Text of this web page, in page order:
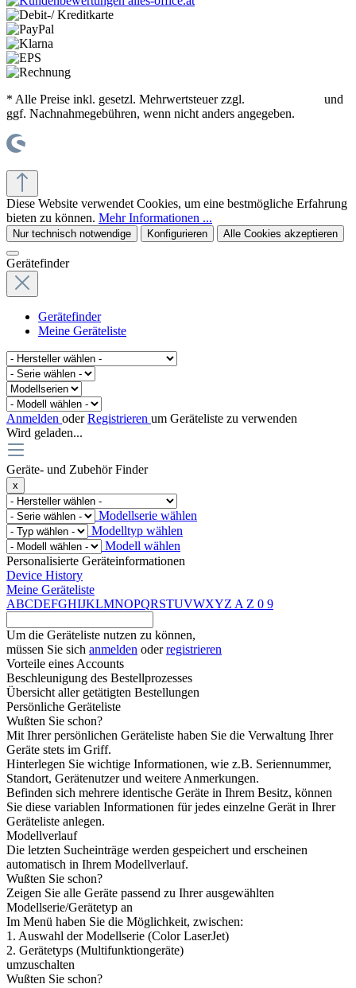
* Alle Preise inkl. gesetzl. Mehrwertsteuer zzgl.
und
ggf. Nachnahmegebühren, wenn nicht anders angegeben.
Diese Website verwendet Cookies, um eine bestmögliche Erfahrung
bieten zu können. Mehr Informationen ...
Nur technisch notwendige Konfigurieren Alle Cookies akzeptieren
Gerätefinder
Gerätefinder
Meine Geräteliste
Anmelden oderRegistrieren um Geräteliste zu verwenden
Wird geladen...
Geräte- und Zubehör Finder
x
Modellserie wählen
Modelltyp wählen
Modell wählen
Personalisierte Geräteinformationen
Device History
Meine Geräteliste
ABCDEFGHIJKLMNOPQRSTUVWXYZ A Z 0 9
Um die Geräteliste nutzen zu können,
müssen Sie sich anmelden oderregistrieren
Vorteile eines Accounts
Beschleunigung des Bestellprozesses
Übersicht aller getätigten Bestellungen
Persönliche Geräteliste
Wußten Sie schon?
Mit Ihrer persönlichen Geräteliste haben Sie die Verwaltung Ihrer
Geräte stets im Griff.
Hinterlegen Sie wichtige Informationen, wie z.B. Seriennummer,
Standort, Gerätenutzer und weitere Anmerkungen.
Befinden sich mehrere identische Geräte in Ihrem Besitz, können
Sie diese variablen Informationen für jedes einzelne Gerät in Ihrer
Geräteliste anlegen.
Modellverlauf
Die letzten Sucheinträge werden gespeichert und erscheinen
automatisch in Ihrem Modellverlauf.
Wußten Sie schon?
Zeigen Sie alle Geräte passend zu Ihrer ausgewählten
Modellserie/Gerätetyp an
Im Menü haben Sie die Möglichkeit, zwischen:
1. Auswahl der Modellserie (Color LaserJet)
2. Gerätetyps (Multifunktiongeräte)
umzuschalten
Wußten Sie schon?